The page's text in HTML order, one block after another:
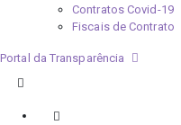
Contratos Covid-19
Fiscais de Contrato
Portal da Transparência